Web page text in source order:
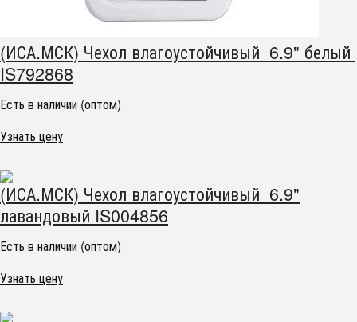
(ИСА.МСК) Чехол влагоустойчивый 6.9" белый
IS792868
Есть в наличии (оптом)
Узнать цену
(ИСА.МСК) Чехол влагоустойчивый 6.9"
лавандовый IS004856
Есть в наличии (оптом)
Узнать цену